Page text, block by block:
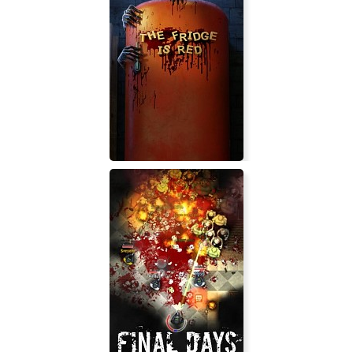
NARUTO X BORUTO Ultimate Ninja
STORM CONNECTIONS
The Fridge is Red